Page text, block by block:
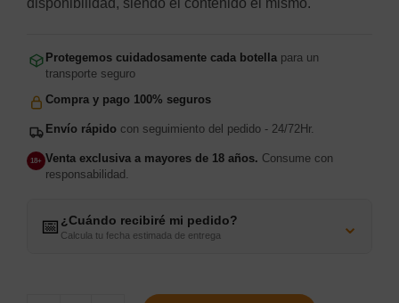
disponibilidad, siendo el contenido el mismo.
Protegemos cuidadosamente cada botella para un
transporte seguro
Compra y pago 100% seguros
Envío rápido con seguimiento del pedido - 24/72Hr.
18+ Venta exclusiva a mayores de 18 años. Consume con
responsabilidad.
📅 ¿Cuándo recibiré mi pedido?
Calcula tu fecha estimada de entrega ⌄